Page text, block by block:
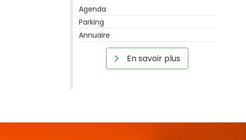
Agenda
Parking
Annuaire
En savoir plus